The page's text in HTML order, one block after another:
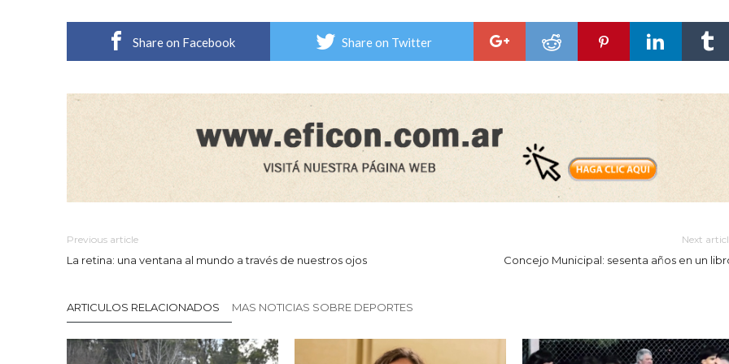
Share on Facebook Share on Twitter
Previous article
La retina: una ventana al mundo a través de nuestros ojos
Next
Concejo Municipal: sesenta años en un
ARTICULOS RELACIONADOS MAS NOTICIAS SOBRE DEPORTES